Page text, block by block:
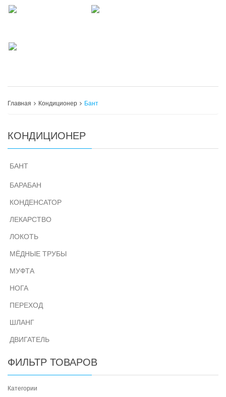
Главная Кондиционер Бант
КОНДИЦИОНЕР
БАНТ
БАРАБАН
КОНДЕНСАТОР
ЛЕКАРСТВО
ЛОКОТЬ
МЁДНЫЕ ТРУБЫ
МУФТА
НОГА
ПЕРЕХОД
ШЛАНГ
ДВИГАТЕЛЬ
ФИЛЬТР ТОВАРОВ
Категории